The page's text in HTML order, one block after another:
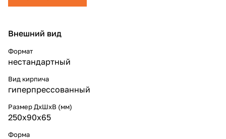
Внешний вид
Формат
нестандартный
Вид кирпича
гиперпрессованный
Размер ДхШхВ (мм)
250x90x65
Форма